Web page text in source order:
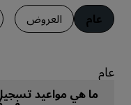
عام العروض
عام
ما هي مواعيد